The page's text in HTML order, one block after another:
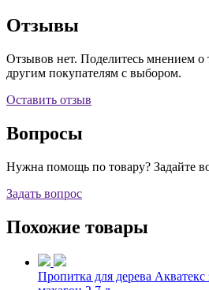
Отзывы
Отзывов нет. Поделитесь мнением о
другим покупателям с выбором.
Оставить отзыв
Вопросы
Нужна помощь по товару? Задайте
Задать вопрос
Похожие товары
Пропитка для дерева